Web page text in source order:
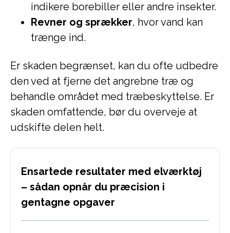
indikere borebiller eller andre insekter.
Revner og sprækker, hvor vand kan
trænge ind.
Er skaden begrænset, kan du ofte udbedre
den ved at fjerne det angrebne træ og
behandle området med træbeskyttelse. Er
skaden omfattende, bør du overveje at
udskifte delen helt.
Ensartede resultater med elværktøj
– sådan opnår du præcision i
gentagne opgaver